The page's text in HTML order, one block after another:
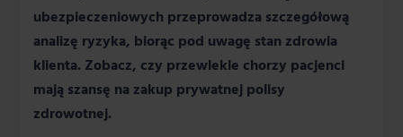
ubezpieczeniowych przeprowadza szczegółową
analizę ryzyka, biorąc pod uwagę stan zdrowia
klienta. Zobacz, czy przewlekle chorzy pacjenci
mają szansę na zakup prywatnej polisy
zdrowotnej.